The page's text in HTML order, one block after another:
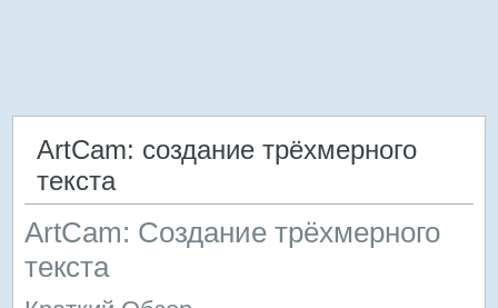
ArtCam: создание трёхмерного
текста
ArtCam: Создание трёхмерного
текста